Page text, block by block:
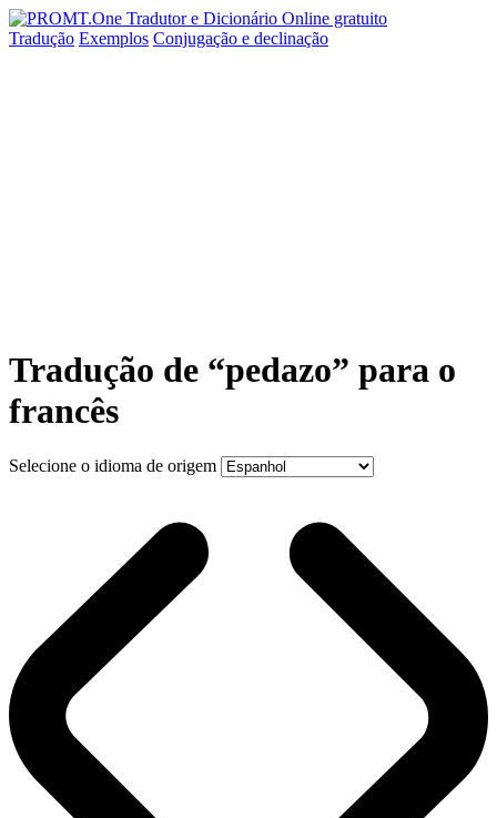
Tradução Exemplos Conjugação e declinação
Tradução de “pedazo” para o
francês
Selecione o idioma de origem